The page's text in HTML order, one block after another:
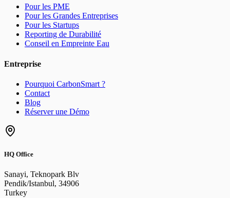
Pour les PME
Pour les Grandes Entreprises
Pour les Startups
Reporting de Durabilité
Conseil en Empreinte Eau
Entreprise
Pourquoi CarbonSmart ?
Contact
Blog
Réserver une Démo
HQ Office
Sanayi, Teknopark Blv
Pendik/Istanbul, 34906
Turkey